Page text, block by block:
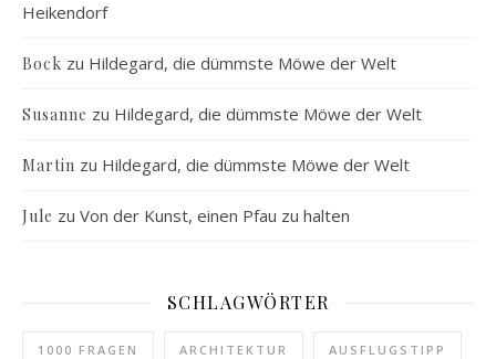
Heikendorf
Bock zu Hildegard, die dümmste Möwe der Welt
Susanne zu Hildegard, die dümmste Möwe der Welt
Martin zu Hildegard, die dümmste Möwe der Welt
Jule zu Von der Kunst, einen Pfau zu halten
SCHLAGWÖRTER
1000 FRAGEN ARCHITEKTUR AUSFLUGSTIPP